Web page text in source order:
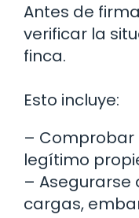
Antes de
verificar la
finca.
Esto incluye:
– Comprobar
legítimo
– Asegurarse
cargas,